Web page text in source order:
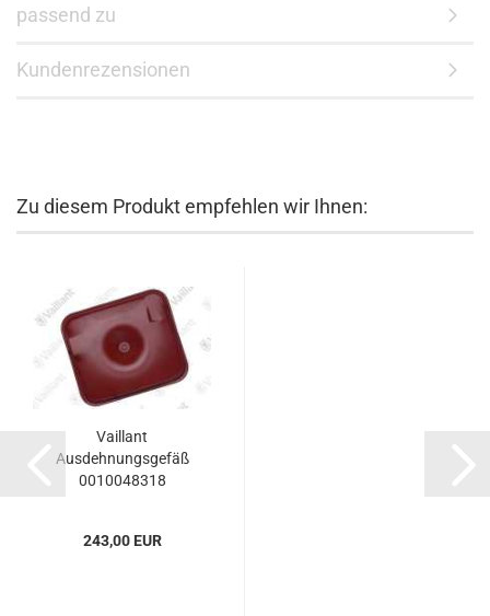
passend zu
Kundenrezensionen
Zu diesem Produkt empfehlen wir Ihnen:
Vaillant
Ausdehnungsgefäß
0010048318
243,00 EUR